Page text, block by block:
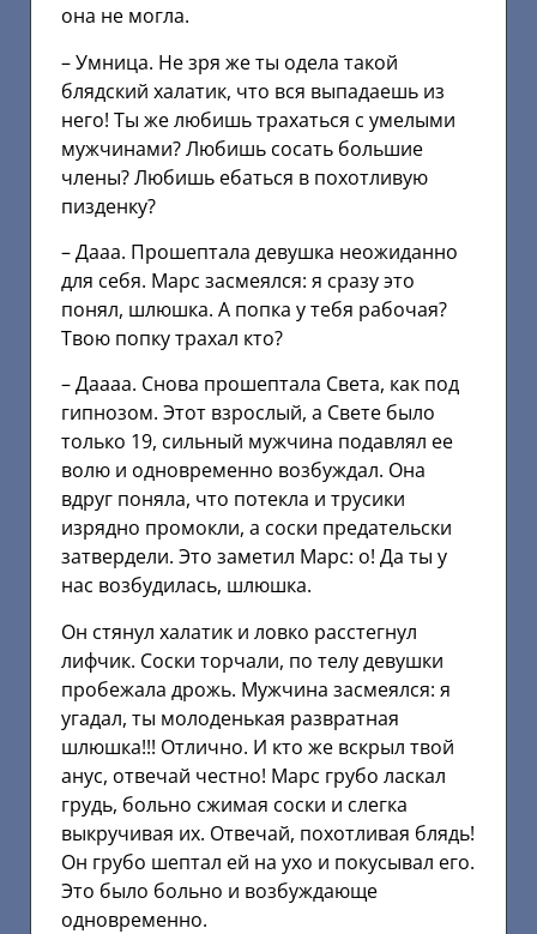
она не могла.
– Умница. Не зря же ты одела такой
блядский халатик, что вся выпадаешь из
него! Ты же любишь трахаться с умелыми
мужчинами? Любишь сосать большие
члены? Любишь ебаться в похотливую
пизденку?
– Дааа. Прошептала девушка неожиданно
для себя. Марс засмеялся: я сразу это
понял, шлюшка. А попка у тебя рабочая?
Твою попку трахал кто?
– Даааа. Снова прошептала Света, как под
гипнозом. Этот взрослый, а Свете было
только 19, сильный мужчина подавлял ее
волю и одновременно возбуждал. Она
вдруг поняла, что потекла и трусики
изрядно промокли, а соски предательски
затвердели. Это заметил Марс: о! Да ты у
нас возбудилась, шлюшка.
Он стянул халатик и ловко расстегнул
лифчик. Соски торчали, по телу девушки
пробежала дрожь. Мужчина засмеялся: я
угадал, ты молоденькая развратная
шлюшка!!! Отлично. И кто же вскрыл твой
анус, отвечай честно! Марс грубо ласкал
грудь, больно сжимая соски и слегка
выкручивая их. Отвечай, похотливая блядь!
Он грубо шептал ей на ухо и покусывал его.
Это было больно и возбуждающе
одновременно.